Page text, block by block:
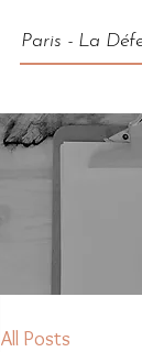
Paris - La
All Posts